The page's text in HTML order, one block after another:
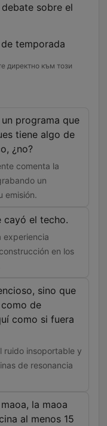
sobre el
temporada
директно към този
programa que
tiene algo de
¿no?
comenta la
un
emisión.
cayó el techo.
experiencia
en los
sino que
de
como si fuera
ruido insoportable y
de resonancia
la maoa
al menos 15